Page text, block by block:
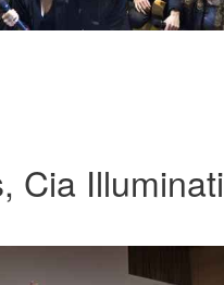
Cia Illuminati